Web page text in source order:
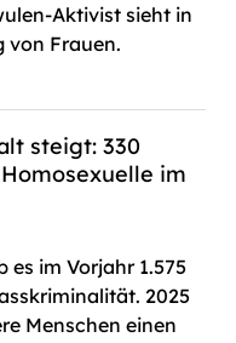
Aktivist sieht in
von Frauen.
steigt: 330
im
im Vorjahr 1.575
2025
Menschen einen